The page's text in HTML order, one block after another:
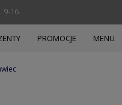
9-16
PROMOCJE MENU